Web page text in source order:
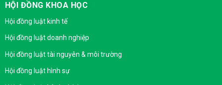
HỘI ĐỒNG KHOA HỌC
Hội đồng luật kinh tế
Hội đồng luật doanh nghiệp
Hội đồng luật tài nguyên & môi trường
Hội đồng luật hình sự